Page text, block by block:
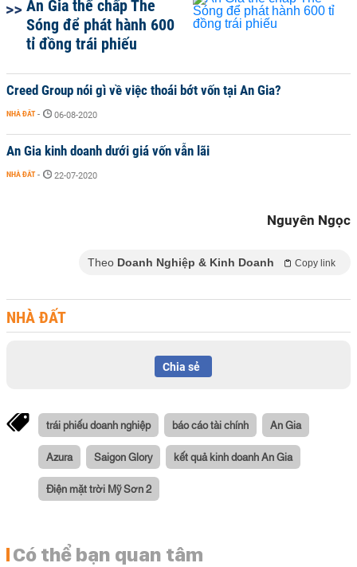
An Gia thế chấp The
Sóng để phát hành 600
tỉ đồng trái phiếu
Creed Group nói gì về việc thoái bớt vốn tại An Gia?
NHÀ ĐẤT - 06-08-2020
An Gia kinh doanh dưới giá vốn vẫn lãi
NHÀ ĐẤT - 22-07-2020
Nguyên Ngọc
Theo Doanh Nghiệp & Kinh Doanh Copy link
NHÀ ĐẤT
Chia sẻ
trái phiếu doanh nghiệp báo cáo tài chính An Gia
Azura Saigon Glory kết quả kinh doanh An Gia
Điện mặt trời Mỹ Sơn 2
Có thể bạn quan tâm